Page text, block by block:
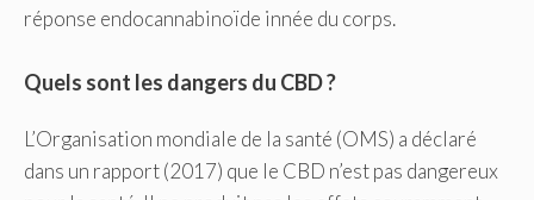
réponse endocannabinoïde innée du corps.
Quels sont les dangers du CBD ?
L’Organisation mondiale de la santé (OMS) a déclaré
dans un rapport (2017) que le CBD n’est pas dangereux